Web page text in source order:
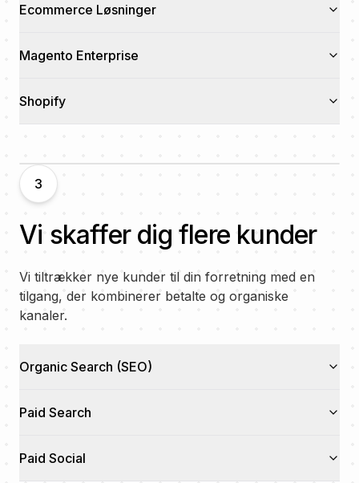
Ecommerce Løsninger
Magento Enterprise
Shopify
3
Vi skaffer dig flere kunder
Vi tiltrækker nye kunder til din forretning med en
tilgang, der kombinerer betalte og organiske
kanaler.
Organic Search (SEO)
Paid Search
Paid Social